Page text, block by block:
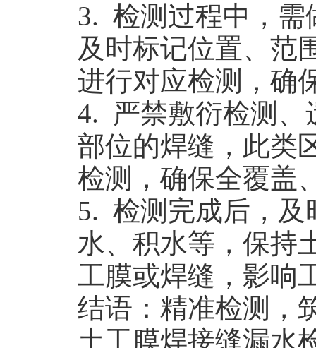
3. 检测过程中，需
及时标记位置、范
进行对应检测，确
4. 严禁敷衍检测、
部位的焊缝，此类
检测，确保全覆盖
5. 检测完成后，及
水、积水等，保持
工膜或焊缝，影响
结语：精准检测，
土工膜焊接缝漏水